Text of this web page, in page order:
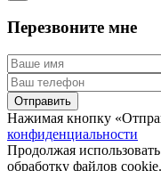
Перезвоните мне
Отправить
Нажимая кнопку
конфиденциальности
Продолжая
обработку файлов cookie.